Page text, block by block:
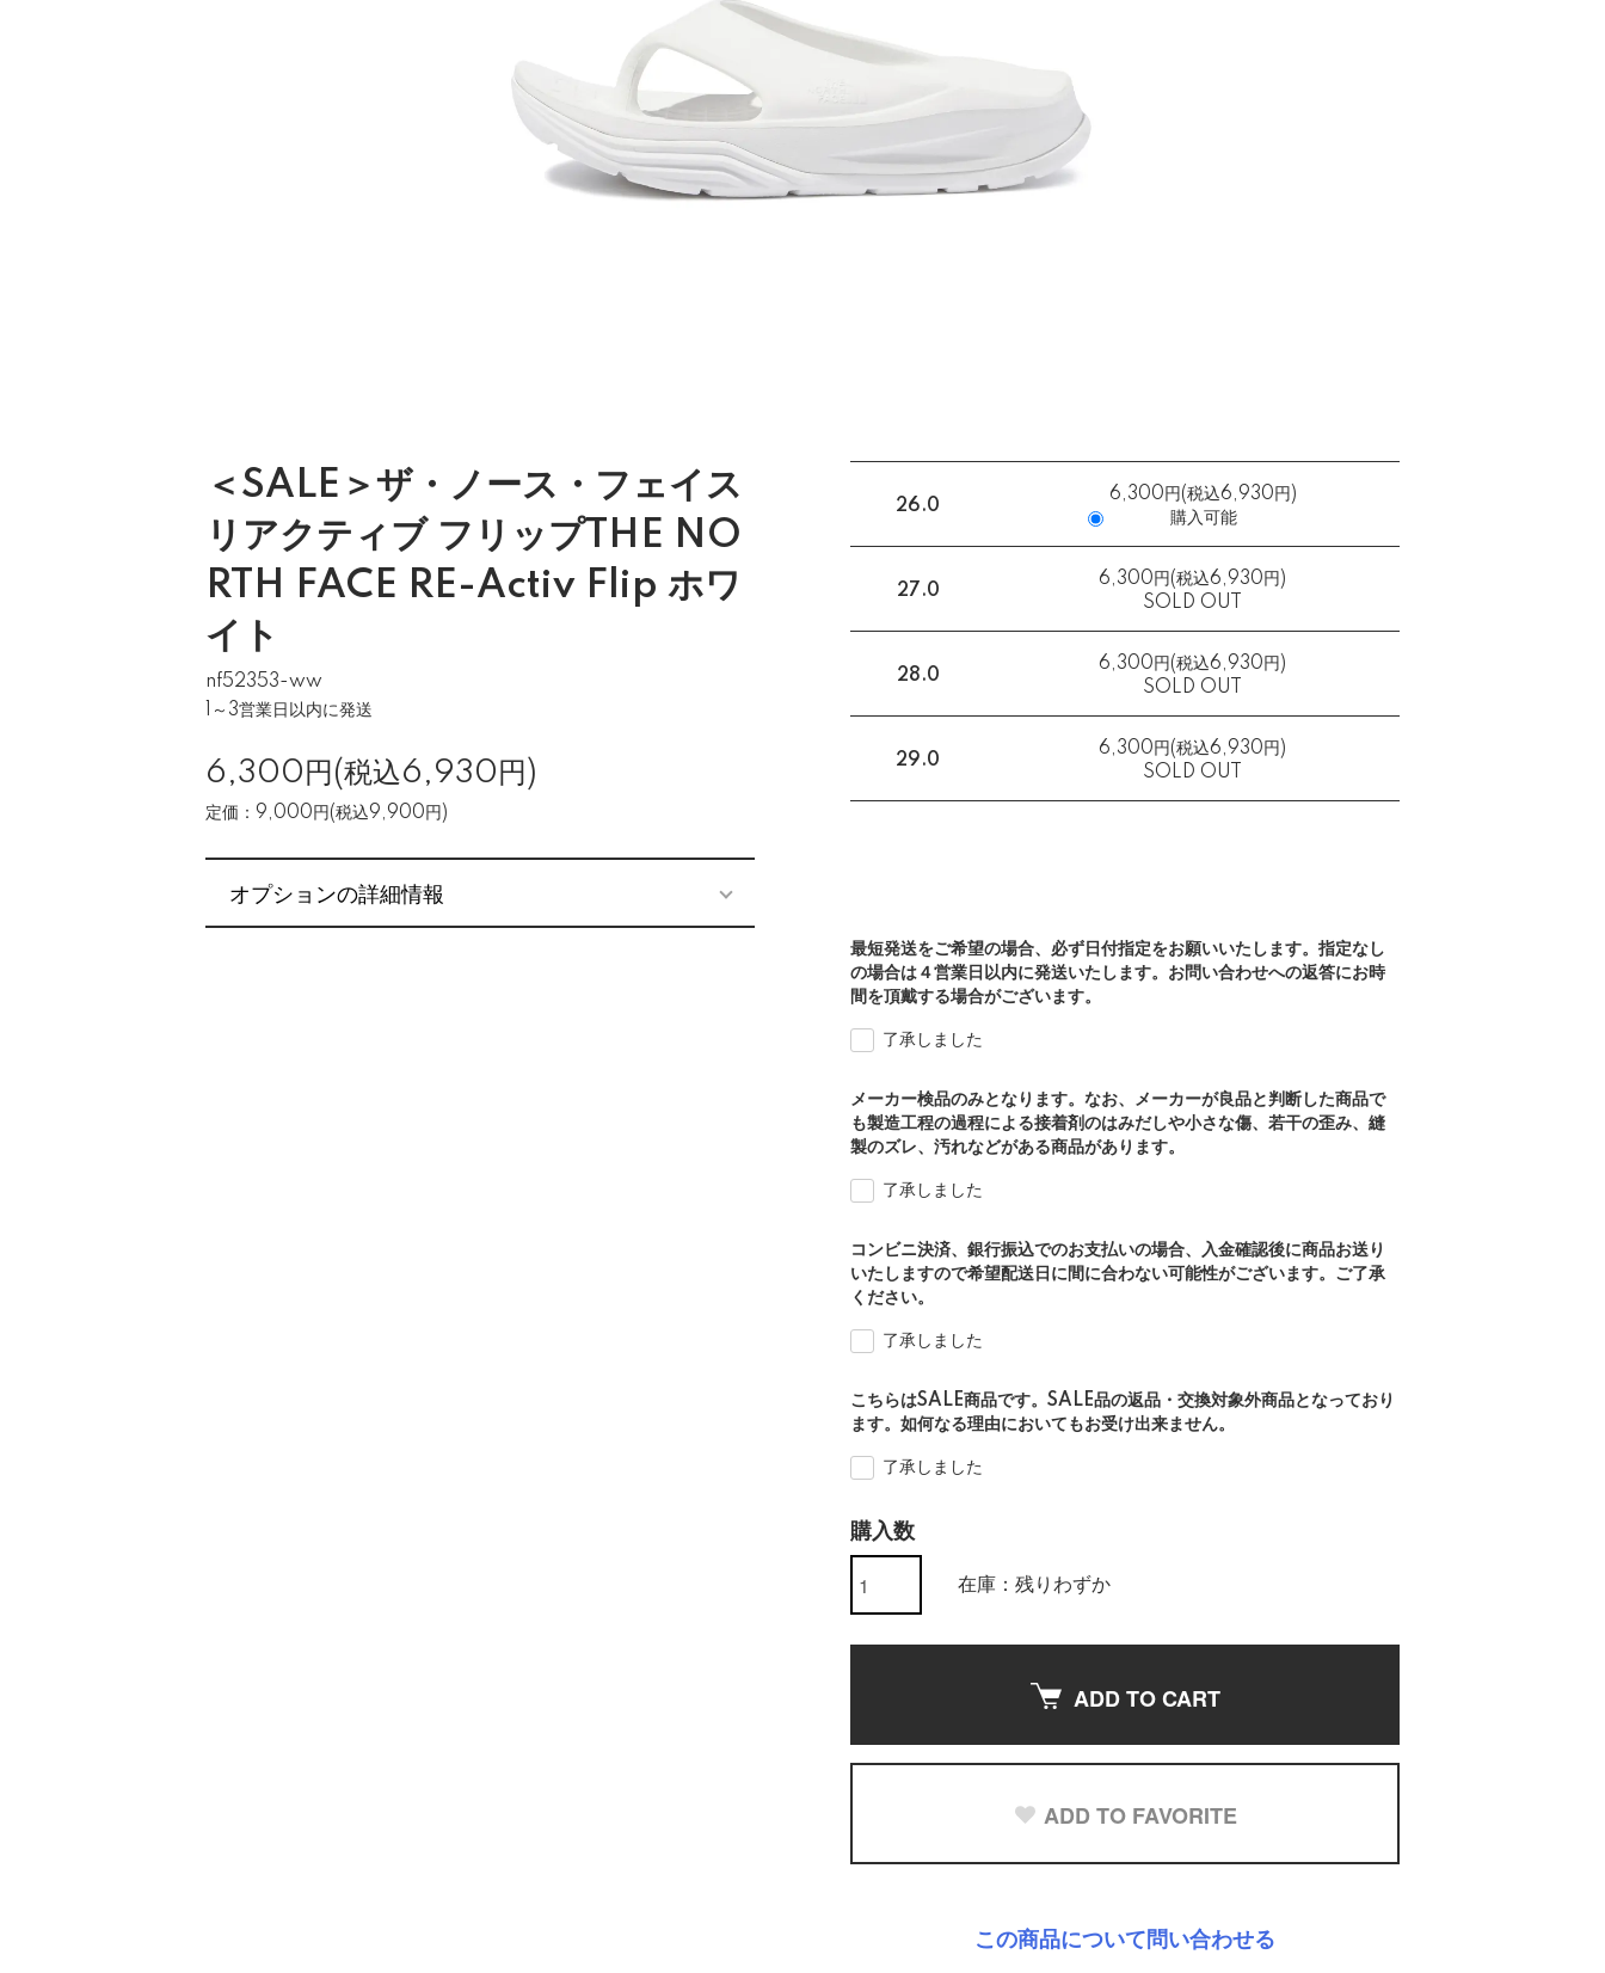
＜SALE＞ザ・ノース・フェイス
リアクティブ フリップTHE NO
RTH FACE RE-Activ Flip ホワ
イト
nf52353-ww
1～3営業日以内に発送
6,300円(税込6,930円)
定価：9,000円(税込9,900円)
オプションの詳細情報
26.0
6,300円(税込6,930円)
購入可能
27.0
6,300円(税込6,930円)
SOLD OUT
28.0
6,300円(税込6,930円)
SOLD OUT
29.0
6,300円(税込6,930円)
SOLD OUT
最短発送をご希望の場合、必ず日付指定をお願いいたします。指定なし
の場合は４営業日以内に発送いたします。お問い合わせへの返答にお時
間を頂戴する場合がございます。
了承しました
メーカー検品のみとなります。なお、メーカーが良品と判断した商品で
も製造工程の過程による接着剤のはみだしや小さな傷、若干の歪み、縫
製のズレ、汚れなどがある商品があります。
了承しました
コンビニ決済、銀行振込でのお支払いの場合、入金確認後に商品お送り
いたしますので希望配送日に間に合わない可能性がございます。ご了承
ください。
了承しました
こちらはSALE商品です。SALE品の返品・交換対象外商品となっており
ます。如何なる理由においてもお受け出来ません。
了承しました
購入数
在庫：残りわずか
ADD TO CART
ADD TO FAVORITE
この商品について問い合わせる